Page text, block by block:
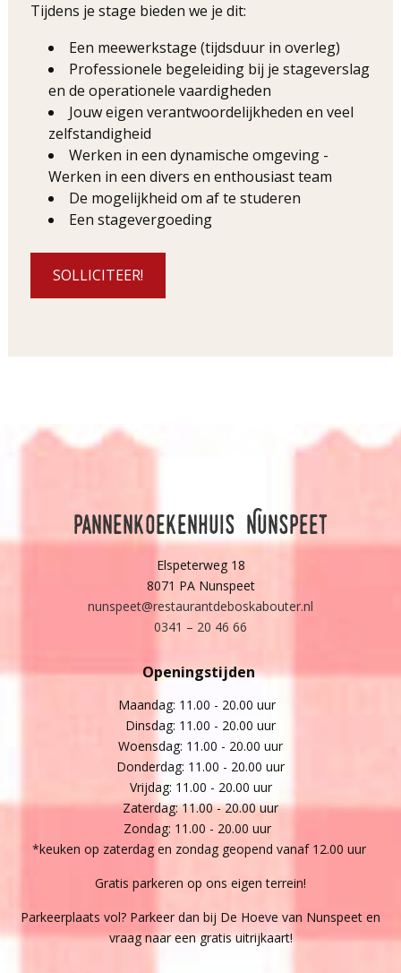
Tijdens je stage bieden we je dit:
Een meewerkstage (tijdsduur in overleg)
Professionele begeleiding bij je stageverslag
en de operationele vaardigheden
Jouw eigen verantwoordelijkheden en veel
zelfstandigheid
Werken in een dynamische omgeving -
Werken in een divers en enthousiast team
De mogelijkheid om af te studeren
Een stagevergoeding
SOLLICITEER!
Pannenkoekenhuis Nunspeet
Elspeterweg 18
8071 PA Nunspeet
nunspeet@restaurantdeboskabouter.nl
0341 – 20 46 66
Openingstijden
Maandag: 11.00 - 20.00 uur
Dinsdag: 11.00 - 20.00 uur
Woensdag: 11.00 - 20.00 uur
Donderdag: 11.00 - 20.00 uur
Vrijdag: 11.00 - 20.00 uur
Zaterdag: 11.00 - 20.00 uur
Zondag: 11.00 - 20.00 uur
*keuken op zaterdag en zondag geopend vanaf 12.00 uur
Gratis parkeren op ons eigen terrein!
Parkeerplaats vol? Parkeer dan bij De Hoeve van Nunspeet en
vraag naar een gratis uitrijkaart!